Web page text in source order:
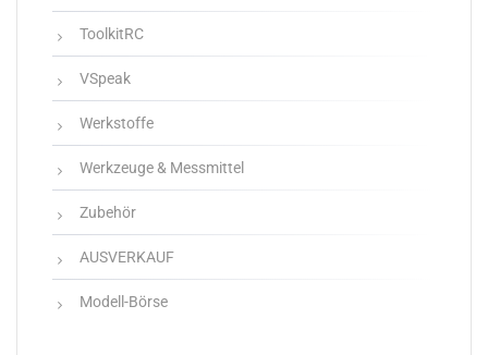
ToolkitRC
VSpeak
Werkstoffe
Werkzeuge & Messmittel
Zubehör
AUSVERKAUF
Modell-Börse